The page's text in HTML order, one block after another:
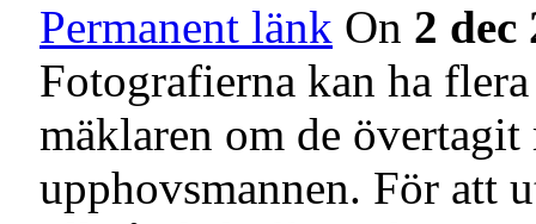
Permanent länk On 2 dec
Fotografierna kan ha
mäklaren om de
upphovsmannen. För att